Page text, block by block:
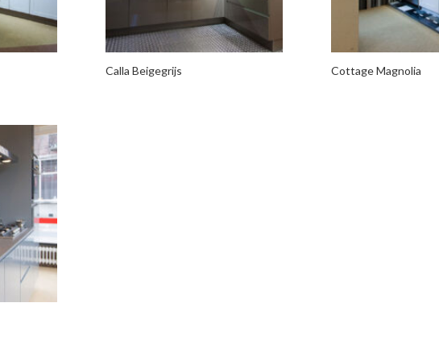
Calla Beigegrijs Cottage Magnolia